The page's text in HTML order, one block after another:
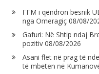
FFM i qëndron besnik
nga Omeragiç 08/08/
Gafuri: Në Shtip ndaj
pozitiv 08/08/2026
Asani flet në prag të
të mbeten në